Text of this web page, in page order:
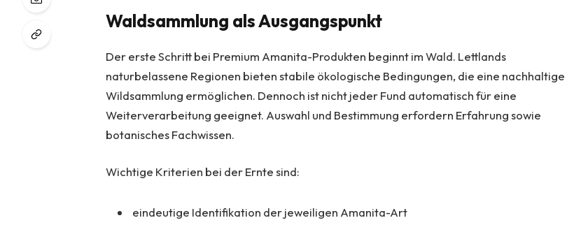
Waldsammlung als Ausgangspunkt
Der erste Schritt bei Premium Amanita-Produkten beginnt im Wald. Lettlands
naturbelassene Regionen bieten stabile ökologische Bedingungen, die eine nachhaltige
Wildsammlung ermöglichen. Dennoch ist nicht jeder Fund automatisch für eine
Weiterverarbeitung geeignet. Auswahl und Bestimmung erfordern Erfahrung sowie
botanisches Fachwissen.
Wichtige Kriterien bei der Ernte sind:
eindeutige Identifikation der jeweiligen Amanita-Art